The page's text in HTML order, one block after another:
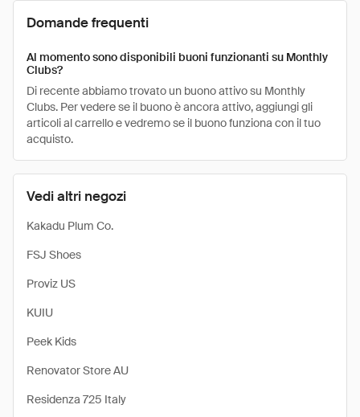
Vedi altri negozi
Kakadu Plum Co.
FSJ Shoes
Proviz US
KUIU
Peek Kids
Renovator Store AU
Residenza 725 Italy
Domande frequenti
Al momento sono disponibili buoni funzionanti su Monthly
Clubs?
Di recente abbiamo trovato un buono attivo su Monthly
Clubs. Per vedere se il buono è ancora attivo, aggiungi gli
articoli al carrello e vedremo se il buono funziona con il tuo
acquisto.